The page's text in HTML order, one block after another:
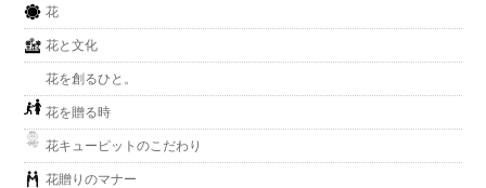
花
花と文化
花を創るひと。
花を贈る時
花キューピットのこだわり
花贈りのマナー